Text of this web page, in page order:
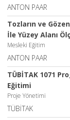
ANTON PAAR
Tozların ve
İle Yüzey Alanı
Mesleki Eğitim
ANTON PAAR
TÜBİTAK 1071
Eğitimi
Proje Yönetimi
TÜBİTAK